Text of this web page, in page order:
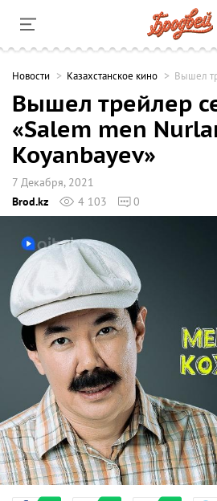
Новости Казахстанское кино Вышел
Вышел трейлер
«Salem men
Koyanbayev»
7 Декабря, 2021
Brod.kz
4 103 0